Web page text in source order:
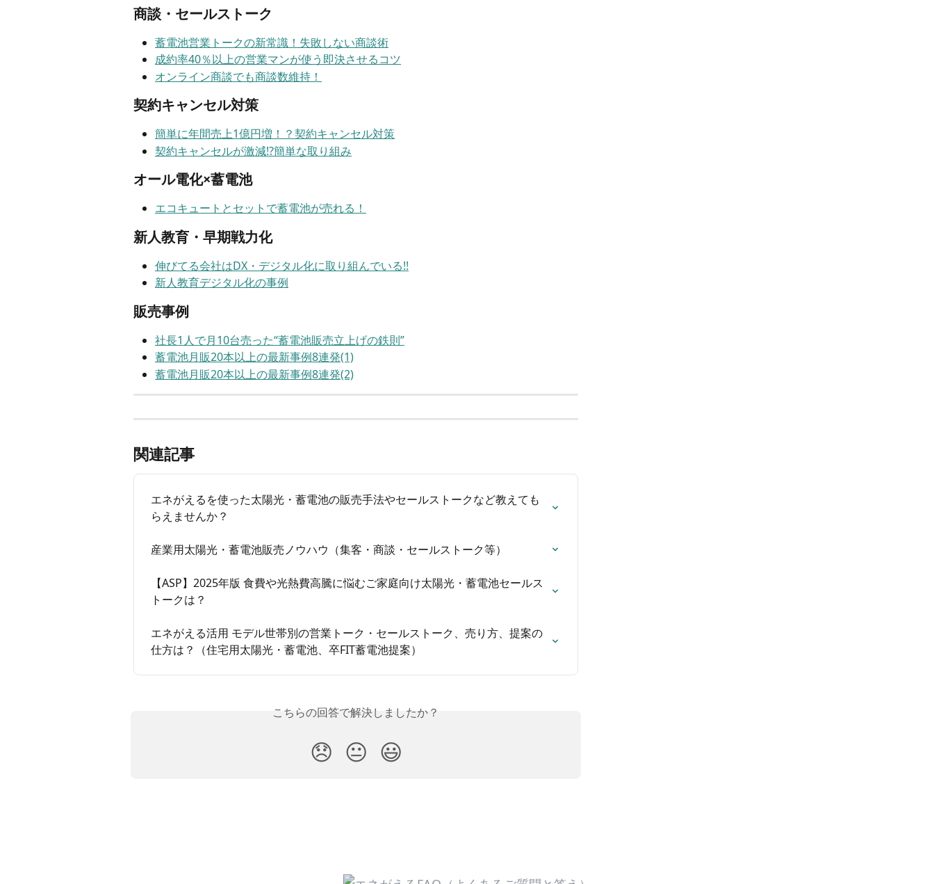
商談・セールストーク
蓄電池営業トークの新常識！失敗しない商談術
成約率40％以上の営業マンが使う即決させるコツ
オンライン商談でも商談数維持！
契約キャンセル対策
簡単に年間売上1億円増！？契約キャンセル対策
契約キャンセルが激減!?簡単な取り組み
オール電化×蓄電池
エコキュートとセットで蓄電池が売れる！
新人教育・早期戦力化
伸びてる会社はDX・デジタル化に取り組んでいる!!
新人教育デジタル化の事例
販売事例
社長1人で月10台売った“蓄電池販売立上げの鉄則”
蓄電池月販20本以上の最新事例8連発(1)
蓄電池月販20本以上の最新事例8連発(2)
関連記事
エネがえるを使った太陽光・蓄電池の販売手法やセールストークなど教えても
らえませんか？
産業用太陽光・蓄電池販売ノウハウ（集客・商談・セールストーク等）
【ASP】2025年版 食費や光熱費高騰に悩むご家庭向け太陽光・蓄電池セールス
トークは？
エネがえる活用 モデル世帯別の営業トーク・セールストーク、売り方、提案の
仕方は？（住宅用太陽光・蓄電池、卒FIT蓄電池提案）
こちらの回答で解決しましたか？
😞 😐 😃